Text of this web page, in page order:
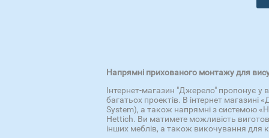
Напрямні прихованого монтажу для
Інтернет-магазин "Джерело" пропонує у
багатьох проектів. В інтернет
System), а також напрямні з системою
Hettich. Ви матимете можливість
інших меблів, а також викочування для